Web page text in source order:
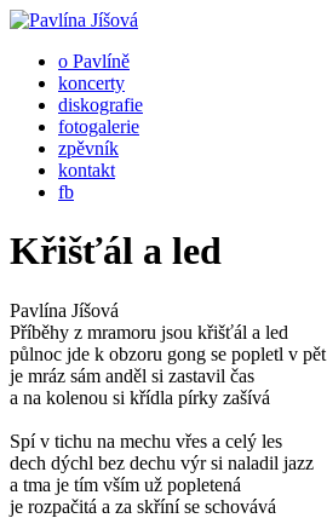
o Pavlíně
koncerty
diskografie
fotogalerie
zpěvník
kontakt
fb
Křišťál a led
Pavlína Jíšová
Příběhy z mramoru jsou křišťál a led
půlnoc jde k obzoru gong se popletl v pět
je mráz sám anděl si zastavil čas
a na kolenou si křídla pírky zašívá
Spí v tichu na mechu vřes a celý les
dech dýchl bez dechu výr si naladil jazz
a tma je tím vším už popletená
je rozpačitá a za skříní se schovává